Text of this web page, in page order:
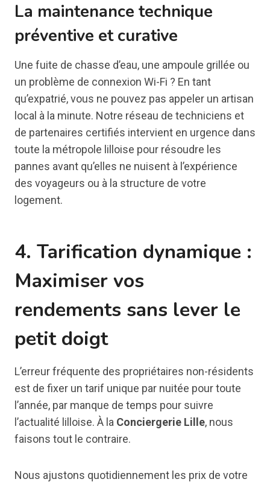
La maintenance technique
préventive et curative
Une fuite de chasse d’eau, une ampoule grillée ou
un problème de connexion Wi-Fi ? En tant
qu’expatrié, vous ne pouvez pas appeler un artisan
local à la minute. Notre réseau de techniciens et
de partenaires certifiés intervient en urgence dans
toute la métropole lilloise pour résoudre les
pannes avant qu’elles ne nuisent à l’expérience
des voyageurs ou à la structure de votre
logement.
4. Tarification dynamique :
Maximiser vos
rendements sans lever le
petit doigt
L’erreur fréquente des propriétaires non-résidents
est de fixer un tarif unique par nuitée pour toute
l’année, par manque de temps pour suivre
l’actualité lilloise. À la Conciergerie Lille, nous
faisons tout le contraire.
Nous ajustons quotidiennement les prix de votre